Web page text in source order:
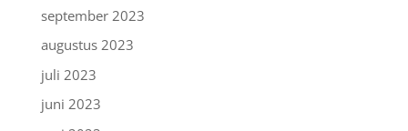
september 2023
augustus 2023
juli 2023
juni 2023